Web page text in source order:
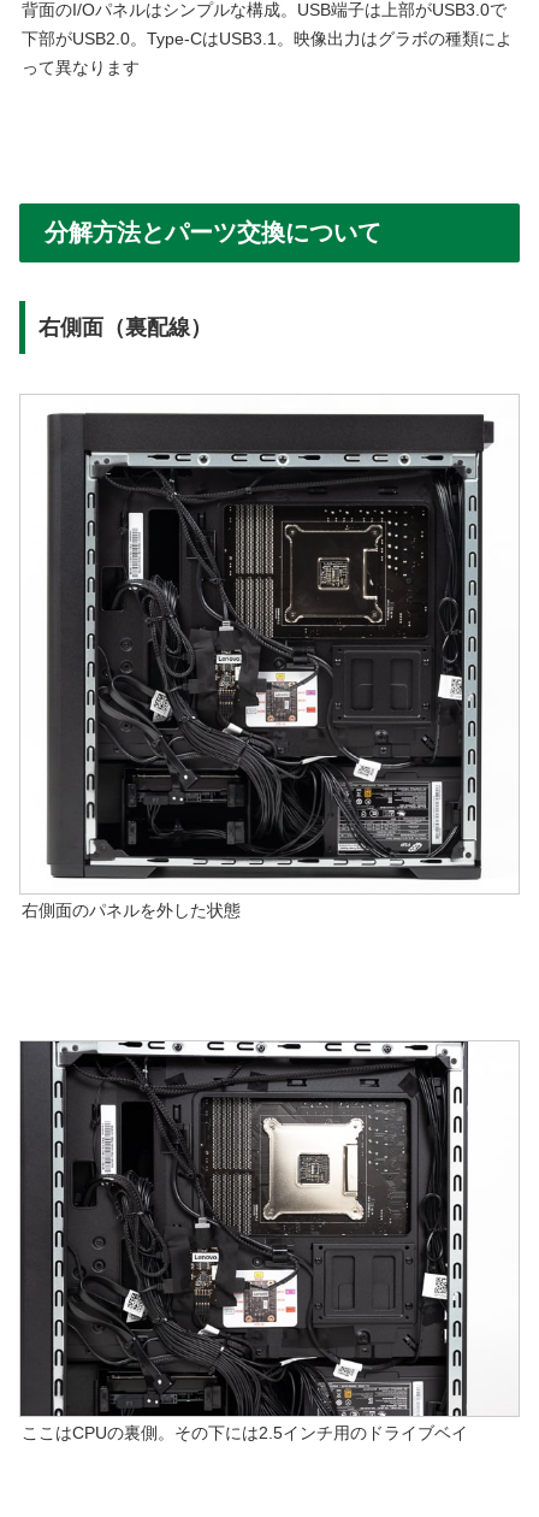
背面のI/Oパネルはシンプルな構成。USB端子は上部がUSB3.0で
下部がUSB2.0。Type-CはUSB3.1。映像出力はグラボの種類によ
って異なります
分解方法とパーツ交換について
右側面（裏配線）
右側面のパネルを外した状態
ここはCPUの裏側。その下には2.5インチ用のドライブベイ